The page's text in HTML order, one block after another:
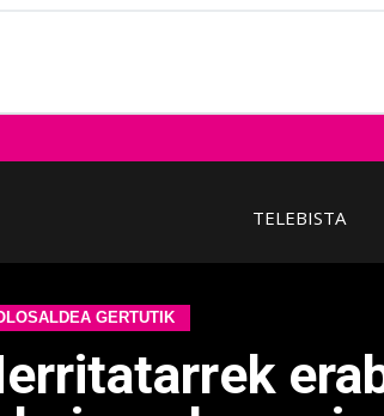
TELEBISTA
GERTUTIK